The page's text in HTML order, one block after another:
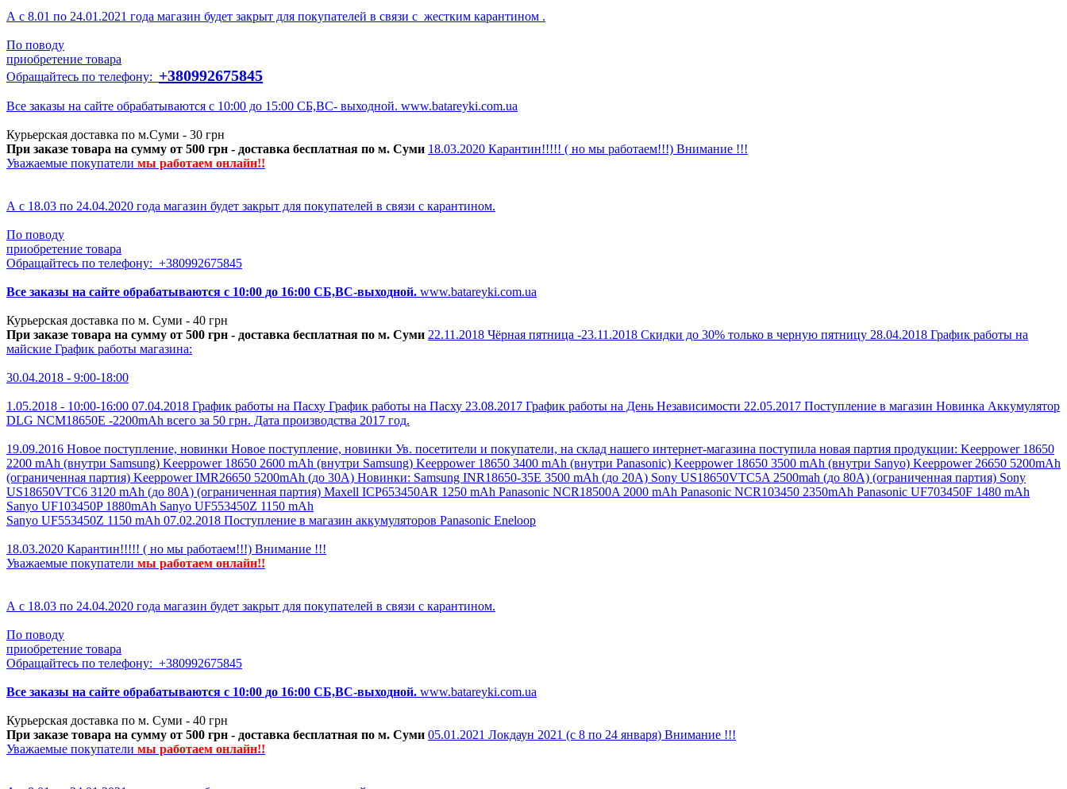
А с 8.01 по 24.01.2021 года магазин будет закрыт для покупателей в связи с жестким карантином .
По поводу
приобретение товара
Обращайтесь по телефону: +380992675845
Все заказы на сайте обрабатываются с 10:00 до 15:00 СБ,ВС- выходной. www.batareyki.com.ua
Курьерская доставка по м.Суми - 30 грн
При заказе товара на сумму от 500 грн - доставка бесплатная по м. Суми 18.03.2020 Карантин!!!!! ( но мы работаем!!!) Внимание !!!
Уважаемые покупатели мы работаем онлайн!!
А с 18.03 по 24.04.2020 года магазин будет закрыт для покупателей в связи с карантином.
По поводу
приобретение товара
Обращайтесь по телефону: +380992675845
Все заказы на сайте обрабатываются с 10:00 до 16:00 СБ,ВС-выходной. www.batareyki.com.ua
Курьерская доставка по м. Суми - 40 грн
При заказе товара на сумму от 500 грн - доставка бесплатная по м. Суми 22.11.2018 Чёрная пятница -23.11.2018 Скидки до 30% только в черную пятницу 28.04.2018 График работы на
майские График работы магазина:
30.04.2018 - 9:00-18:00
1.05.2018 - 10:00-16:00 07.04.2018 График работы на Пасху График работы на Пасху 23.08.2017 График работы на День Независимости 22.05.2017 Поступление в магазин Новинка Аккумулятор
DLG NCM18650E -2200mAh всего за 50 грн. Дата производства 2017 год.
19.09.2016 Новое поступление, новинки Новое поступление, новинки Ув. посетители и покупатели, на склад нашего интернет-магазина поступила новая партия продукции: Keeppower 18650
2200 mAh (внутри Samsung) Keeppower 18650 2600 mAh (внутри Samsung) Keeppower 18650 3400 mAh (внутри Panasonic) Keeppower 18650 3500 mAh (внутри Sanyo) Keeppower 26650 5200mAh
(ограниченная партия) Keeppower IMR26650 5200mAh (до 30А) Новинки: Samsung INR18650-35E 3500 mAh (до 20А) Sony US18650VTC5A 2500mah (до 80А) (ограниченная партия) Sony
US18650VTC6 3120 mAh (до 80A) (ограниченная партия) Maxell ICP653450AR 1250 mAh Panasonic NCR18500A 2000 mAh Panasonic NCR103450 2350mAh Panasonic UF703450F 1480 mAh
Sanyo UF103450P 1880mAh Sanyo UF553450Z 1150 mAh
Sanyo UF553450Z 1150 mAh 07.02.2018 Поступление в магазин аккумуляторов Panasonic Eneloop
18.03.2020 Карантин!!!!! ( но мы работаем!!!) Внимание !!!
Уважаемые покупатели мы работаем онлайн!!
А с 18.03 по 24.04.2020 года магазин будет закрыт для покупателей в связи с карантином.
По поводу
приобретение товара
Обращайтесь по телефону: +380992675845
Все заказы на сайте обрабатываются с 10:00 до 16:00 СБ,ВС-выходной. www.batareyki.com.ua
Курьерская доставка по м. Суми - 40 грн
При заказе товара на сумму от 500 грн - доставка бесплатная по м. Суми 05.01.2021 Локдаун 2021 (с 8 по 24 января) Внимание !!!
Уважаемые покупатели мы работаем онлайн!!